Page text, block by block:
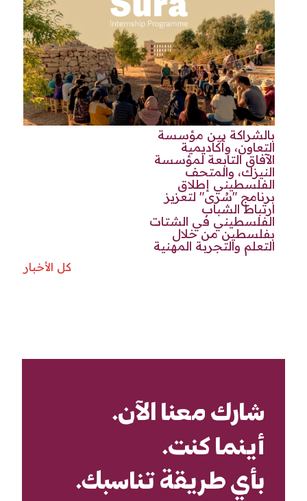
بالشراكة بين مؤسسة
التعاون، وأكاديمية
الآفاق التابعة لمؤسسة
النيزك، والمتحف
الفلسطيني إطلاق
برنامج "سُرى" لتعزيز
ارتباط الشباب
الفلسطيني في الشتات
بفلسطين من خلال
التعلم والتجربة المهنية
كل الأخبار
شارك معنا الآن.
أينما كنت.
بأي طريقة تناسبك.